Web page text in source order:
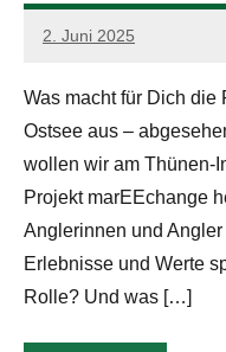
2. Juni 2025
admin
Was macht für Dich die
Ostsee aus –
wollen wir am Thünen-
Projekt marEEchange
Anglerinnen und
Erlebnisse und Werte
Rolle? Und was […]